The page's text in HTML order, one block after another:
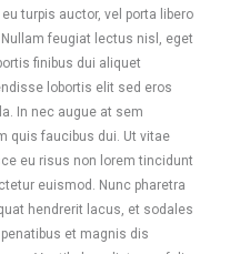
turpis auctor, vel porta libero
feugiat lectus nisl, eget
finibus dui aliquet
lobortis elit sed eros
In nec augue at sem
quis faucibus dui. Ut vitae
eu risus non lorem tincidunt
euismod. Nunc pharetra
hendrerit lacus, et sodales
et magnis dis